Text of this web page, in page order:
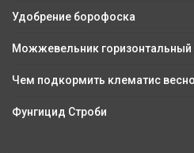
Удобрение борофоска
Можжевельник горизонтальный
Чем подкормить клематис
Фунгицид Строби